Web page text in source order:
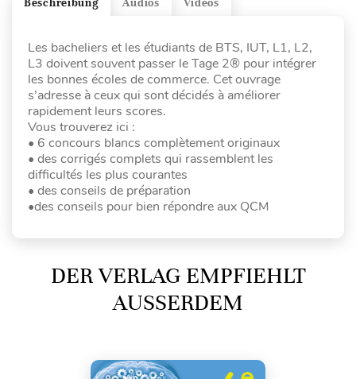
Videos
Audios
Beschreibung
Les bacheliers et les étudiants de BTS, IUT, L1, L2,
L3 doivent souvent passer le Tage 2® pour intégrer
les bonnes écoles de commerce. Cet ouvrage
s’adresse à ceux qui sont décidés à améliorer
rapidement leurs scores.
Vous trouverez ici :
• 6 concours blancs complètement originaux
• des corrigés complets qui rassemblent les
difficultés les plus courantes
• des conseils de préparation
•des conseils pour bien répondre aux QCM
DER VERLAG EMPFIEHLT
AUSSERDEM